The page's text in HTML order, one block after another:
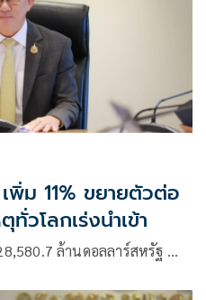
ม 11% ขยายตัวต่อ
ทั่วโลกเร่งนำเข้า
ล้านดอลลาร์สหรัฐ …